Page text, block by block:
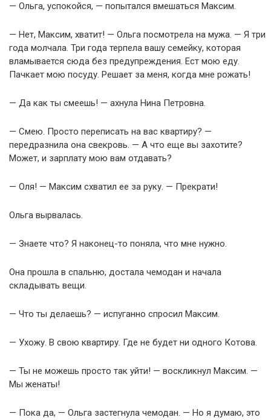
— Ольга, успокойся, — попытался вмешаться Максим.
— Нет, Максим, хватит! — Ольга посмотрела на мужа. — Я три
года молчала. Три года терпела вашу семейку, которая
вламывается сюда без предупреждения. Ест мою еду.
Пачкает мою посуду. Решает за меня, когда мне рожать!
— Да как ты смеешь! — ахнула Нина Петровна.
— Смею. Просто переписать на вас квартиру? —
передразнила она свекровь. — А что еще вы захотите?
Может, и зарплату мою вам отдавать?
— Оля! — Максим схватил ее за руку. — Прекрати!
Ольга вырвалась.
— Знаете что? Я наконец-то поняла, что мне нужно.
Она прошла в спальню, достала чемодан и начала
складывать вещи.
— Что ты делаешь? — испуганно спросил Максим.
— Ухожу. В свою квартиру. Где не будет ни одного Котова.
— Ты не можешь просто так уйти! — воскликнул Максим. —
Мы женаты!
— Пока да, — Ольга застегнула чемодан. — Но я думаю, это